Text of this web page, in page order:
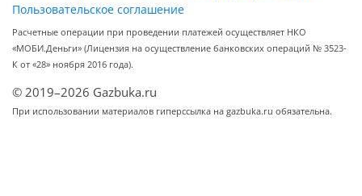
Пользовательское соглашение
Расчетные операции при проведении платежей осуществляет НКО
«МОБИ.Деньги» (Лицензия на осуществление банковских операций № 3523-
К от «28» ноября 2016 года).
© 2019–2026 Gazbuka.ru
При использовании материалов гиперссылка на gazbuka.ru обязательна.